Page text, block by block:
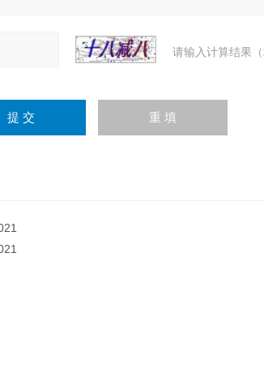
请输入计算结果